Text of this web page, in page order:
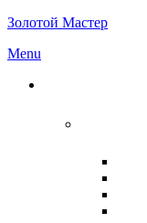
Золотой Мастер
Menu